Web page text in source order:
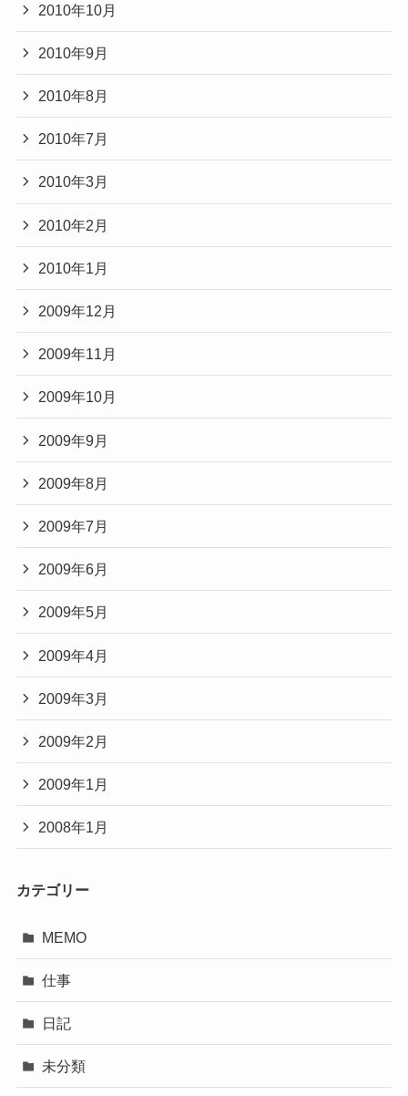
2010年10月
2010年9月
2010年8月
2010年7月
2010年3月
2010年2月
2010年1月
2009年12月
2009年11月
2009年10月
2009年9月
2009年8月
2009年7月
2009年6月
2009年5月
2009年4月
2009年3月
2009年2月
2009年1月
2008年1月
カテゴリー
MEMO
仕事
日記
未分類